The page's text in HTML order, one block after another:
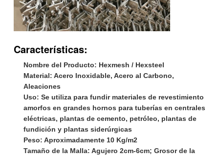
Características:
Nombre del Producto: Hexmesh / Hexsteel
Material: Acero Inoxidable, Acero al Carbono,
Aleaciones
Uso: Se utiliza para fundir materiales de revestimiento
amorfos en grandes hornos para tuberías en centrales
eléctricas, plantas de cemento, petróleo, plantas de
fundición y plantas siderúrgicas
Peso: Aproximadamente 10 Kg/m2
Tamaño de la Malla: Agujero 2cm-6cm; Grosor de la